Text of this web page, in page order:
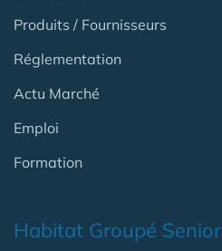
Produits / Fournisseurs
Réglementation
Actu Marché
Emploi
Formation
Habitat Groupé Senior